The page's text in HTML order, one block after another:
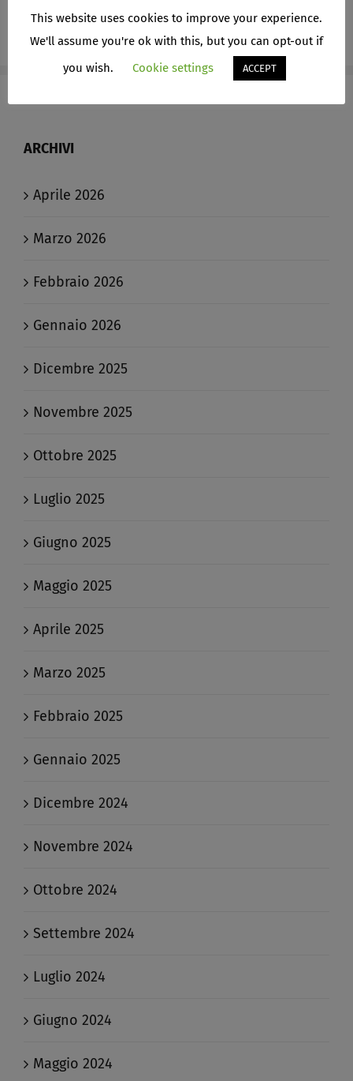
ARCHIVI
Aprile 2026
Marzo 2026
Febbraio 2026
Gennaio 2026
Dicembre 2025
Novembre 2025
Ottobre 2025
Luglio 2025
Giugno 2025
Maggio 2025
Aprile 2025
Marzo 2025
Febbraio 2025
Gennaio 2025
Dicembre 2024
Novembre 2024
Ottobre 2024
Settembre 2024
Luglio 2024
Giugno 2024
Maggio 2024
This website uses cookies to improve your experience.
We'll assume you're ok with this, but you can opt-out if
you wish.
Cookie settings ACCEPT